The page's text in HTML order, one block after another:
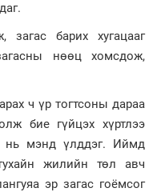
барих хугацааг
нөөц хомсдож,
ч үр тогтсоны дараа
бие гүйцэх хүртлээ
нь мэнд үлддэг. Иймд
жилийн төл авч
эр загас гоёмсог